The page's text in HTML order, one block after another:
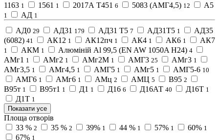
1163 1 1561 1 2017А Т451 6 5083 (АМГ4,5) 12 А5
1 АД 1
АД0 29 АД31 179 АД31 Т5 7 АД31Т5 1
АД35
(6082) 41 АК12 1 АК12пч 1 АК4 1 АК6 1 АК7
1 АКМ 1 Алюміній Al 99,5 (EN AW 1050A H24) 4
АМг1 1 АМг2 1 АМг2М 1 АМГ3 25 АМг3 1
АМг3,5 1 АМг4,5 1 АМГ5 1 АМг5 1 АМГ5-6 10
АМГ6 1 АМг6 1 АМц 2 АМЦ 5 В95 2
В95т 1 В95т1 1 Д1 1 Д16 6 Д16АТ 40 Д16Т 1
Д1Т 1
Показати усе
Площа отворів
33 % 2 35 % 2 39% 1 44 % 1 57% 1 60% 1
67% 1